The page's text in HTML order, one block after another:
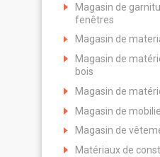
Magasin de
fenêtres
Magasin de
Magasin de
bois
Magasin de
Magasin de
Magasin de
Matériaux de